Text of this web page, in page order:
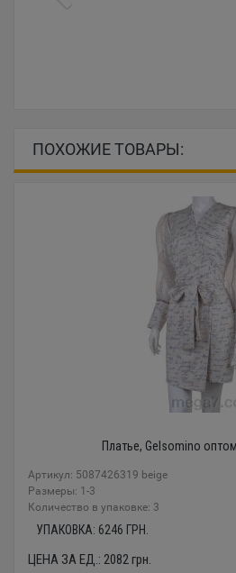
ПОХОЖИЕ ТОВАРЫ:
Платье, Gelsomino
Артикул: 5087426319 beige
Размеры: 1-3
Количество в упаковке: 3
УПАКОВКА: 6246 ГРН.
ЦЕНА ЗА ЕД.: 2082грн.